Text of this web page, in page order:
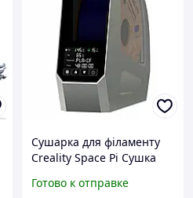
Сушарка для філаменту
Creality Space Pi Сушка
Готово к отправке